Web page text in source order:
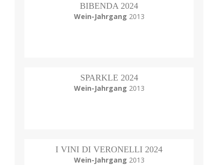
BIBENDA 2024
Wein-Jahrgang 2013
SPARKLE 2024
Wein-Jahrgang 2013
I VINI DI VERONELLI 2024
Wein-Jahrgang 2013